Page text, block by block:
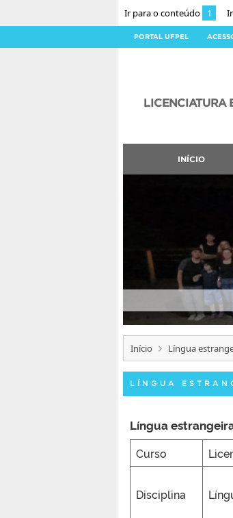
Ir para o conteúdo 1
PORTAL UFPEL
LICENCIATURA
INÍCIO
Início Língua
LÍNGUA
Língua
Curso
Disciplina